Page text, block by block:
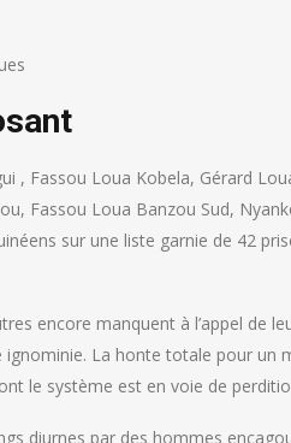
, Fassou Loua Kobela, Gérard
Fassou Loua Banzou Sud,
sur une liste garnie de 42
encore manquent à l’appel de
La honte totale pour un
le système est en voie de
diurnes par des hommes